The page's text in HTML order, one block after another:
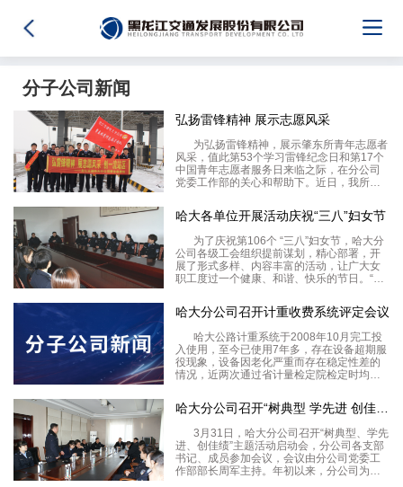
分子公司新闻
弘扬雷锋精神 展示志愿风采
为弘扬雷锋精神，展示肇东所青年志愿者
风采，值此第53个学习雷锋纪念日和第17个
中国青年志愿者服务日来临之际，在分公司
党委工作部的关心和帮助下。近日，我所通
精神，展志愿风采，创一流站区”为主题的志
愿者活动。 早春三月，乍暖还寒。3月4日和
哈大各单位开展活动庆祝“三八”妇女节
为了庆祝第106个 “三八”妇女节，哈大分
公司各级工会组织提前谋划，精心部署，开
展了形式多样、内容丰富的活动，让广大女
职工度过一个健康、和谐、快乐的节日。“三
工开展“齐行动、护环境、爱家园”为主题的义
务劳动，用劳动和奉献的形式庆祝自己的
哈大分公司召开计重收费系统评定会议
哈大公路计重系统于2008年10月完工投
入使用，至今已使用7年多，存在设备超期服
役现象，设备因老化严重而存在稳定性差的
情况，近两次通过省计量检定院检定时均是
不好的缺陷需要立即整改。 哈大分公司对此
情况高度重视。于3月10日特聘请省交通运输
哈大分公司召开“树典型 学先进 创佳绩”活动启动会
3月31日，哈大分公司召开“树典型、学先
进、创佳绩”主题活动启动会，分公司各支部
书记、成员参加会议，会议由分公司党委工
作部部长周军主持。年初以来，分公司为进